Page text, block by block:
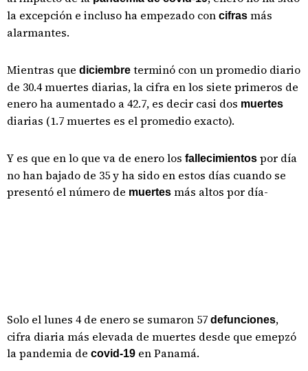
la excepción e incluso ha empezado con cifras más
alarmantes.
Mientras que diciembre terminó con un promedio diario
de 30.4 muertes diarias, la cifra en los siete primeros de
enero ha aumentado a 42.7, es decir casi dos muertes
diarias (1.7 muertes es el promedio exacto).
Y es que en lo que va de enero los fallecimientos por día
no han bajado de 35 y ha sido en estos días cuando se
presentó el número de muertes más altos por día-
Solo el lunes 4 de enero se sumaron 57 defunciones,
cifra diaria más elevada de muertes desde que emepzó
la pandemia de covid-19 en Panamá.